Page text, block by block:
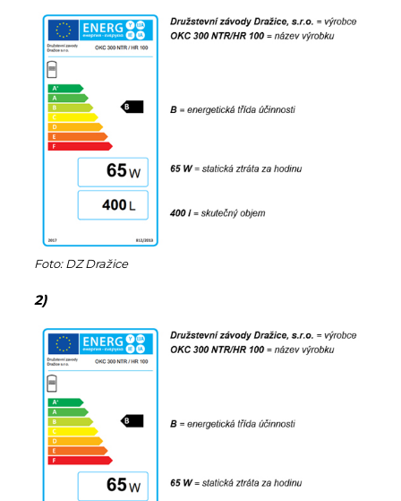
Foto: DZ Dražice
2)